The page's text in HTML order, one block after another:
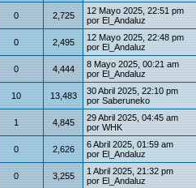
0 2,725
12 Mayo 2025, 22:51 pm
por El_Andaluz
0 2,495
12 Mayo 2025, 22:48 pm
por El_Andaluz
0 4,444
8 Mayo 2025, 00:21 am
por El_Andaluz
10 13,483
30 Abril 2025, 22:10 pm
por Saberuneko
1 4,845
29 Abril 2025, 04:45 am
por WHK
0 2,626
6 Abril 2025, 01:59 am
por El_Andaluz
0 3,255
1 Abril 2025, 21:32 pm
por El_Andaluz